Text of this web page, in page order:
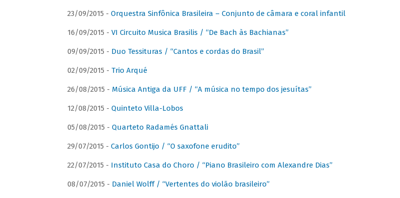
23/09/2015 - Orquestra Sinfônica Brasileira – Conjunto de câmara e coral infantil
16/09/2015 - VI Circuito Musica Brasilis / “De Bach às Bachianas”
09/09/2015 - Duo Tessituras / “Cantos e cordas do Brasil”
02/09/2015 - Trio Arqué
26/08/2015 - Música Antiga da UFF / “A música no tempo dos jesuítas”
12/08/2015 - Quinteto Villa-Lobos
05/08/2015 - Quarteto Radamés Gnattali
29/07/2015 - Carlos Gontijo / “O saxofone erudito”
22/07/2015 - Instituto Casa do Choro / “Piano Brasileiro com Alexandre Dias”
08/07/2015 - Daniel Wolff / “Vertentes do violão brasileiro”